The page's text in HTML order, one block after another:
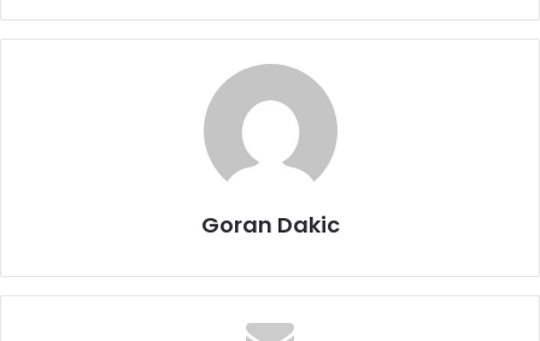
Goran Dakic